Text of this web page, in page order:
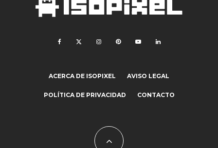
ACERCA DE ISOPIXEL AVISO LEGAL
POLÍTICA DE PRIVACIDAD CONTACTO